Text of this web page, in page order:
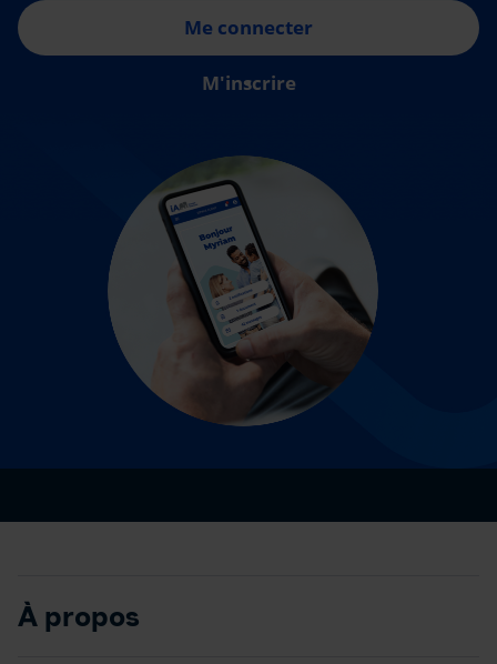
Me connecter
M'inscrire
À propos